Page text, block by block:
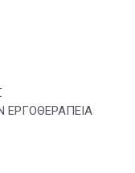
ΕΡΓΟΘΕΡΑΠΕΙΑ